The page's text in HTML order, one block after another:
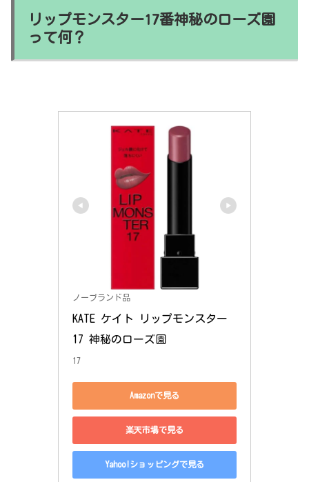
リップモンスター17番神秘のローズ園
って何？
ノーブランド品
KATE ケイト リップモンスター
17 神秘のローズ園
17
Amazonで見る
楽天市場で見る
Yahoo!ショッピングで見る